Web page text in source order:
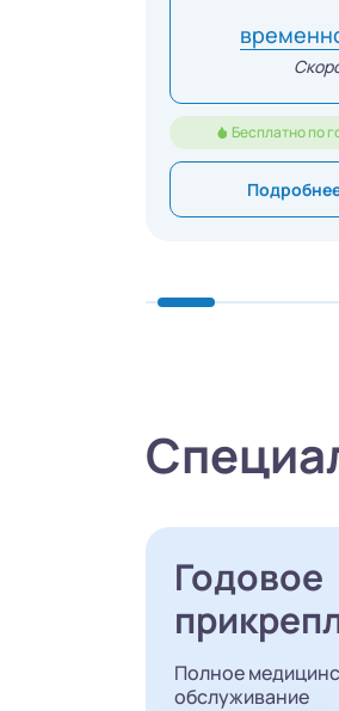
Бесплатно по
Годовое
Полное
обслуживание